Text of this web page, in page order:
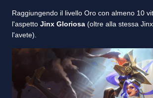
Raggiungendo il livello Oro con almeno 10
l'aspetto Jinx Gloriosa (oltre alla stessa
l'avete).